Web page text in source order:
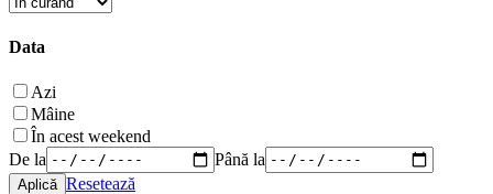
Data
Azi
Mâine
În acest weekend
De la
Până la
Resetează